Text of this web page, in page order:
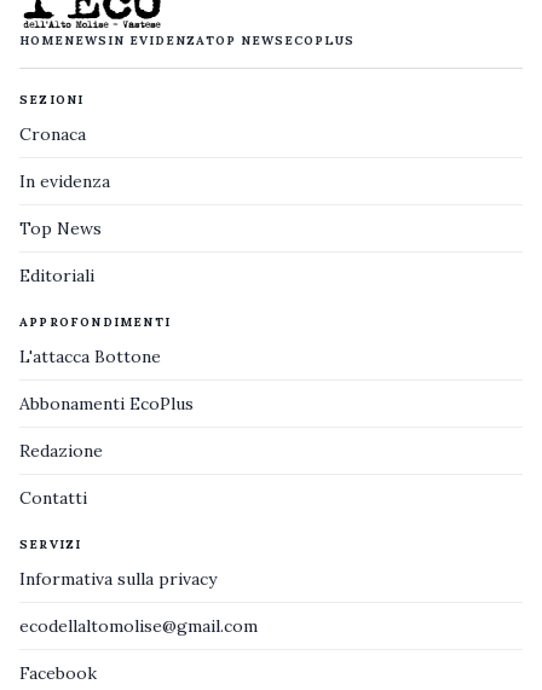
HOMENEWS IN EVIDENZATOP NEWS ECOPLUS
SEZIONI
Cronaca
In evidenza
Top News
Editoriali
APPROFONDIMENTI
L'attacca Bottone
Abbonamenti EcoPlus
Redazione
Contatti
SERVIZI
Informativa sulla privacy
ecodellaltomolise@gmail.com
Facebook